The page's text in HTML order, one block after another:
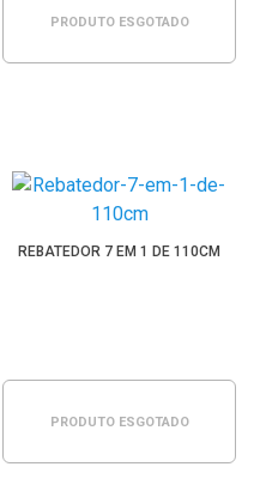
PRODUTO ESGOTADO
REBATEDOR 7 EM 1 DE 110CM
PRODUTO ESGOTADO